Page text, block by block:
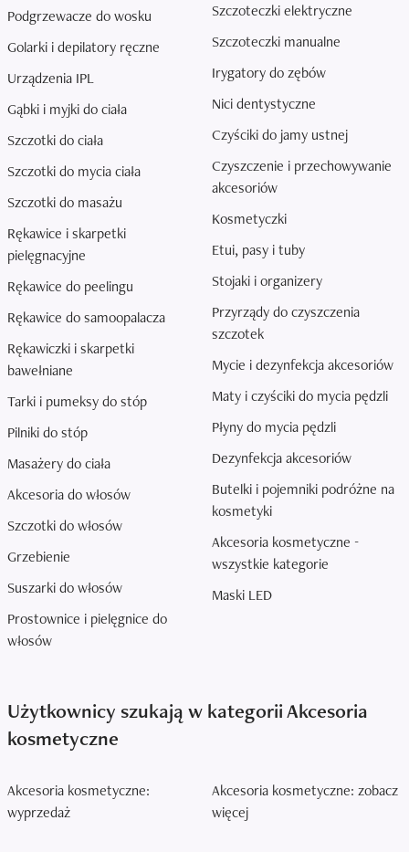
Podgrzewacze do wosku
Golarki i depilatory ręczne
Urządzenia IPL
Gąbki i myjki do ciała
Szczotki do ciała
Szczotki do mycia ciała
Szczotki do masażu
Rękawice i skarpetki
pielęgnacyjne
Rękawice do peelingu
Rękawice do samoopalacza
Rękawiczki i skarpetki
bawełniane
Tarki i pumeksy do stóp
Pilniki do stóp
Masażery do ciała
Akcesoria do włosów
Szczotki do włosów
Grzebienie
Suszarki do włosów
Prostownice i pielęgnice do
włosów
Szczoteczki elektryczne
Szczoteczki manualne
Irygatory do zębów
Nici dentystyczne
Czyściki do jamy ustnej
Czyszczenie i przechowywanie
akcesoriów
Kosmetyczki
Etui, pasy i tuby
Stojaki i organizery
Przyrządy do czyszczenia
szczotek
Mycie i dezynfekcja akcesoriów
Maty i czyściki do mycia pędzli
Płyny do mycia pędzli
Dezynfekcja akcesoriów
Butelki i pojemniki podróżne na
kosmetyki
Akcesoria kosmetyczne -
wszystkie kategorie
Maski LED
Użytkownicy szukają w kategorii Akcesoria
kosmetyczne
Akcesoria kosmetyczne:
wyprzedaż
Akcesoria kosmetyczne: zobacz
więcej